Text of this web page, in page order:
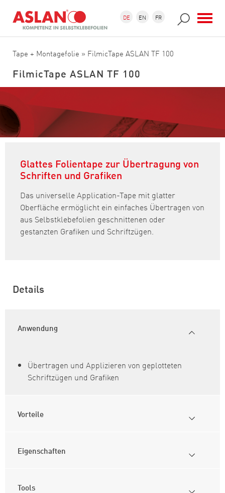
Suchformular
Suche DE EN FR
Tape + Montagefolie » FilmicTape ASLAN TF 100
FilmicTape ASLAN TF 100
Glattes Folientape zur Übertragung von
Schriften und Grafiken
Das universelle Application-Tape mit glatter
Oberfläche ermöglicht ein einfaches Übertragen von
aus Selbstklebefolien geschnittenen oder
gestanzten Grafiken und Schriftzügen.
Details
Anwendung
Übertragen und Applizieren von geplotteten
Schriftzügen und Grafiken
Vorteile
Eigenschaften
Tools